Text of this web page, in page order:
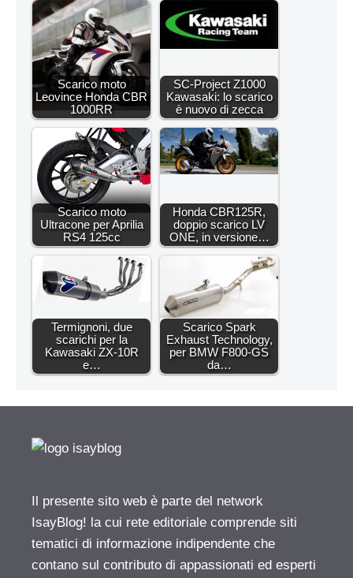
Scarico moto
Leovince Honda CBR
1000RR
SC-Project Z1000
Kawasaki: lo scarico
è nuovo di zecca
Scarico moto
Ultracone per Aprilia
RS4 125cc
Honda CBR125R,
doppio scarico LV
ONE, in versione…
Termignoni, due
scarichi per la
Kawasaki ZX-10R
e…
Scarico Spark
Exhaust Technology,
per BMW F800-GS
da…
Il presente sito web è parte del network
IsayBlog! la cui rete editoriale comprende siti
tematici di informazione indipendente che
contano sul contributo di appassionati ed esperti